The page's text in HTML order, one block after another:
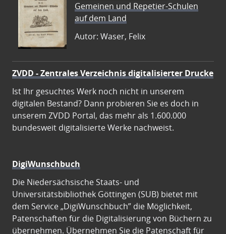
Gemeinen und Repetier-Schulen
auf dem Land
Autor: Waser, Felix
ZVDD - Zentrales Verzeichnis digitalisierter Drucke
Ist Ihr gesuchtes Werk noch nicht in unserem
digitalen Bestand? Dann probieren Sie es doch in
unserem ZVDD Portal, das mehr als 1.600.000
bundesweit digitalisierte Werke nachweist.
DigiWunschbuch
Die Niedersächsische Staats- und
Universitätsbibliothek Göttingen (SUB) bietet mit
dem Service „DigiWunschbuch” die Möglichkeit,
Patenschaften für die Digitalisierung von Büchern zu
übernehmen. Übernehmen Sie die Patenschaft für